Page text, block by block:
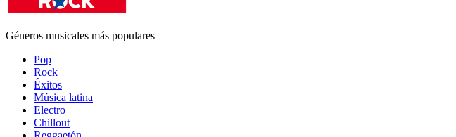
Géneros musicales más populares
Pop
Rock
Éxitos
Música latina
Electro
Chillout